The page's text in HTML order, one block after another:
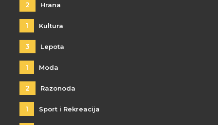
2 Hrana
1 Kultura
3 Lepota
1 Moda
2 Razonoda
1 Sport i Rekreacija